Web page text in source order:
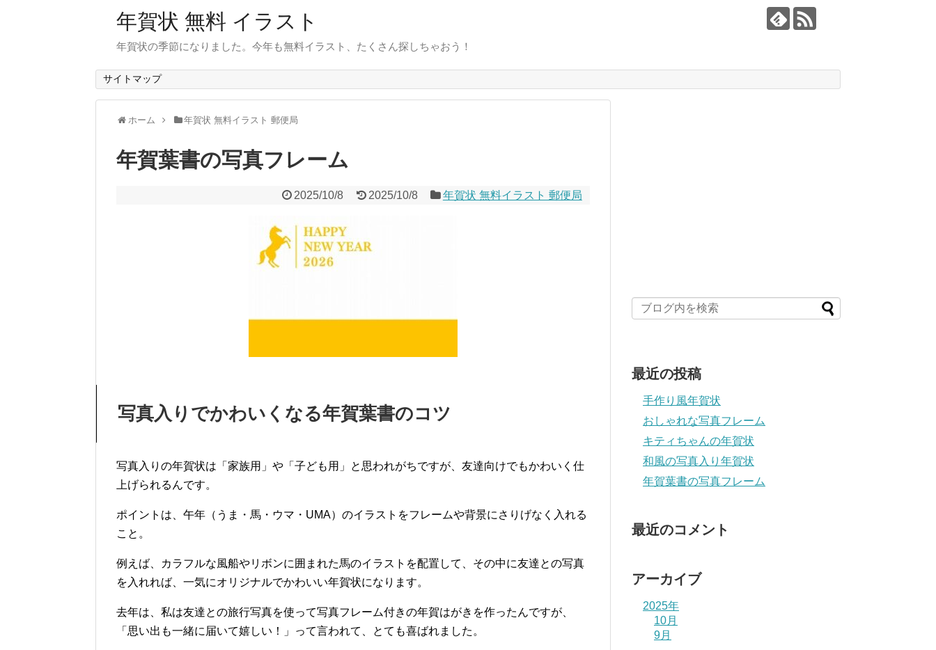
年賀状 無料 イラスト
年賀状の季節になりました。今年も無料イラスト、たくさん探しちゃおう！
サイトマップ
ホーム 年賀状 無料イラスト 郵便局
年賀葉書の写真フレーム
2025/10/8 2025/10/8 年賀状 無料イラスト 郵便局
写真入りでかわいくなる年賀葉書のコツ
写真入りの年賀状は「家族用」や「子ども用」と思われがちですが、友達向けでもかわいく仕
上げられるんです。
ポイントは、午年（うま・馬・ウマ・UMA）のイラストをフレームや背景にさりげなく入れる
こと。
例えば、カラフルな風船やリボンに囲まれた馬のイラストを配置して、その中に友達との写真
を入れれば、一気にオリジナルでかわいい年賀状になります。
去年は、私は友達との旅行写真を使って写真フレーム付きの年賀はがきを作ったんですが、
「思い出も一緒に届いて嬉しい！」って言われて、とても喜ばれました。
最近の投稿
手作り風年賀状
おしゃれな写真フレーム
キティちゃんの年賀状
和風の写真入り年賀状
年賀葉書の写真フレーム
最近のコメント
アーカイブ
2025年
10月
9月